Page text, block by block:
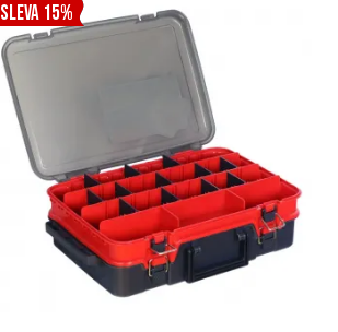
SLEVA 15%